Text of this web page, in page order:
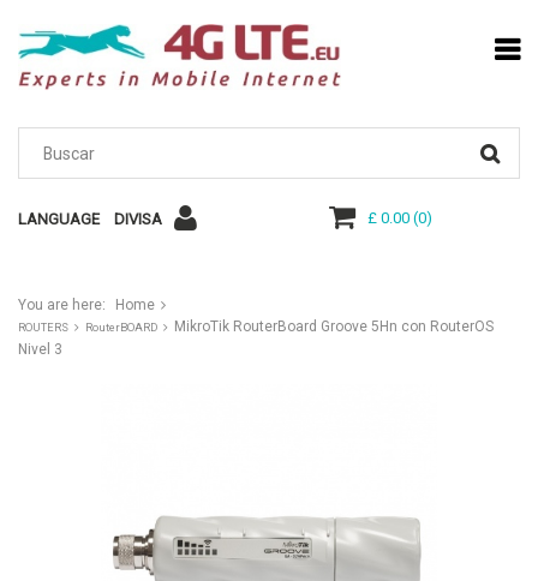
LANGUAGE DIVISA £ 0.00(0)
You are here: Home
ROUTERS RouterBOARD
MikroTik RouterBoard Groove 5Hn con RouterOS
Nivel 3